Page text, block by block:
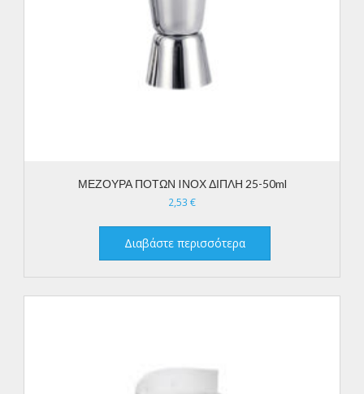
ΜΕΖΟΥΡΑ ΠΟΤΩΝ IΝΟΧ ΔΙΠΛΗ 25-50ml
2,53 €
Διαβάστε περισσότερα